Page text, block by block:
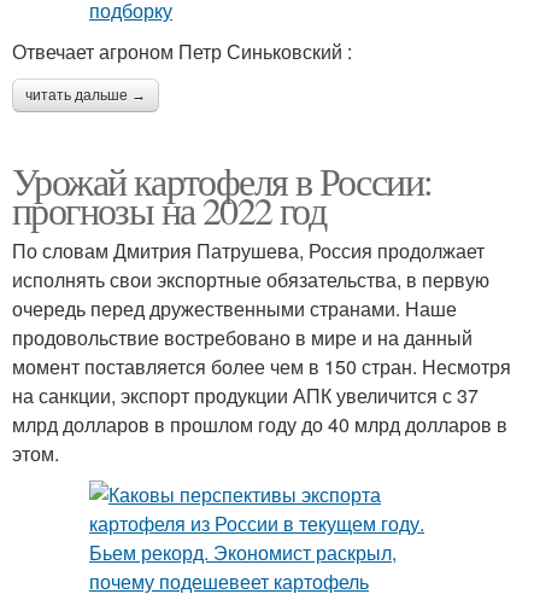
Отвечает агроном Петр Синьковский :
читать дальше →
Урожай картофеля в России:
прогнозы на 2022 год
По словам Дмитрия Патрушева, Россия продолжает
исполнять свои экспортные обязательства, в первую
очередь перед дружественными странами. Наше
продовольствие востребовано в мире и на данный
момент поставляется более чем в 150 стран. Несмотря
на санкции, экспорт продукции АПК увеличится с 37
млрд долларов в прошлом году до 40 млрд долларов в
этом.